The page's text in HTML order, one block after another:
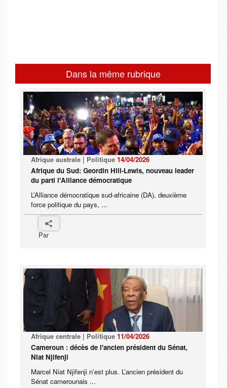
Dans la même rubrique
Afrique australe | Politique 14/04/2026
Afrique du Sud: Geordin Hill-Lewis, nouveau leader
du parti l'Alliance démocratique
L’Alliance démocratique sud-africaine (DA), deuxième
force politique du pays, ...
Par
Afrique centrale | Politique 11/04/2026
Cameroun : décès de l'ancien président du Sénat,
Niat Njifenji
Marcel Niat Njifenji n’est plus. L’ancien président du
Sénat camerounais ...